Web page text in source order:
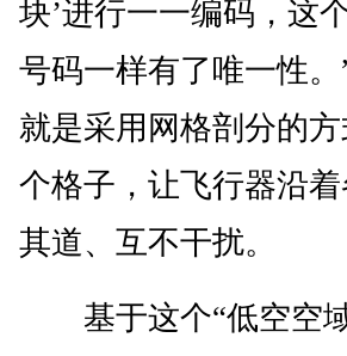
块’进行一一编码，这
号码一样有了唯一性
就是采用网格剖分的
个格子，让飞行器沿
其道、互不干扰。
基于这个“低空空域